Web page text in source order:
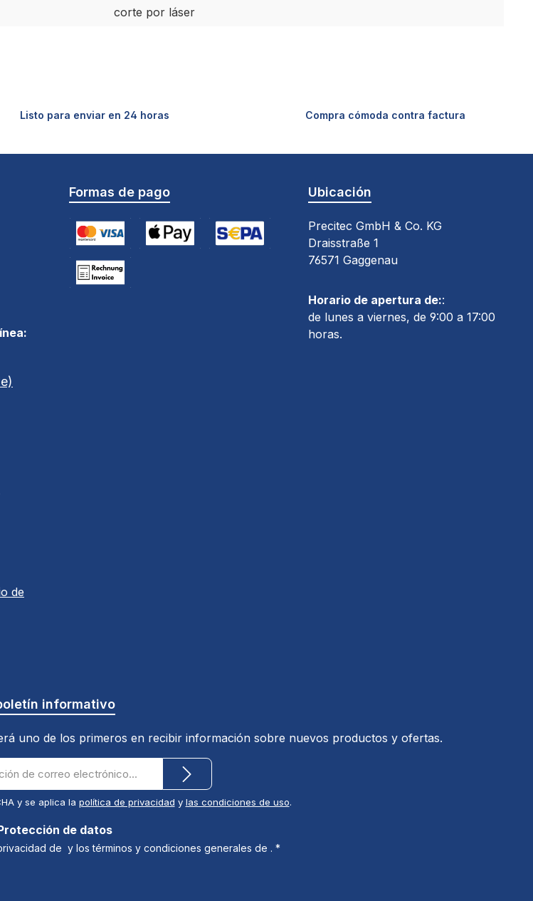
corte por láser
Listo para enviar en 24 horas Compra cómoda contra factura
de
Formas de pago
Tarjeta de crédito (via Stripe)Apple Pay / Google Pay (via Stripe)
Adeudo directo SEPA (via Stripe)
Ubicación
Precitec GmbH & Co. KG
Draisstraße 1
76571 Gaggenau
Horario de apertura de::
de lunes a viernes, de 9:00 a 17:00
horas.
informativo
uno de los primeros en recibir información sobre nuevos productos y ofertas.
y se aplica la política de privacidad y las condiciones de uso.
de datos
de y los términos y condiciones generales de . *